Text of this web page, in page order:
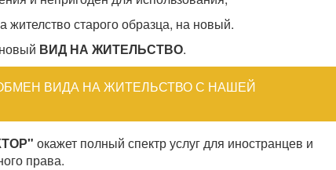
старого образца, на новый.
ВИД НА ЖИТЕЛЬСТВО.
ВИДА НА ЖИТЕЛЬСТВО С НАШЕЙ
окажет полный спектр услуг для иностранцев и
права.